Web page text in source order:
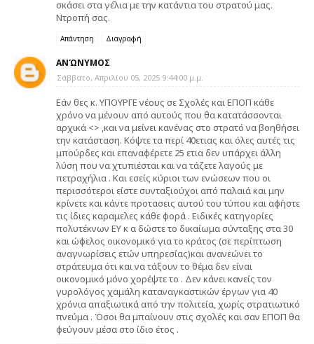
σκάσει στα γέλια με την κατάντια του στρατού μας.
Ντροπή σας.
Απάντηση Διαγραφή
ΑΝΏΝΥΜΟΣ
Σάββατο, Απριλίου 05, 2025 9:44:00 μ.μ.
Εάν θες κ. ΥΠΟΥΡΓΕ νέους σε Σχολές και ΕΠΟΠ κάθε
χρόνο να μένουν από αυτούς που θα κατατάσσονται
αρχικά <> ,και να μείνει κανένας στο στρατό να βοηθήσει
την κατάσταση. Κόψτε τα περί 40ετιας και όλες αυτές τις
μπούρδες και επαναφέρετε 25 ετια δεν υπάρχει άλλη
λύση που να χτυπιέσται και να τάζετε λαγούς με
πετραχήλια . Και εσείς κύριοι των ενώσεων που οι
περισσότεροι είστε συνταξιούχοι από παλαιά και μην
κρίνετε και κάντε προτασεις αυτού του τύπου και αφήστε
τις ίδιες καραμελες κάθε φορά . Ειδικές κατηγορίες
πολυτέκνων ΕΥ κ α δώστε το δικαίωμα σύνταξης στα 30
και ώφελος οικονομικό για το κράτος (σε περίπτωση
αναγνωρίσεις ετών υπηρεσίας)και ανανεώνει το
στράτευμα ότι και να τάξουν το θέμα δεν είναι
οικονομικό μόνο χορέψτε το . Δεν κάνει κανείς τον
γυρολόγος χαμάλη καταναγκαστικών έργων για 40
χρόνια απαξιωτικά από την πολιτεία, χωρίς στρατιωτικό
πνεύμα . Όσοι θα μπαίνουν στις σχολές και σαν ΕΠΟΠ θα
φεύγουν μέσα στο ίδιο έτος .